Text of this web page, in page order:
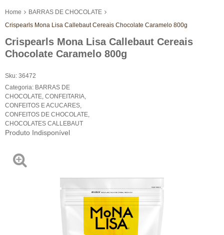
Home
BARRAS DE CHOCOLATE
Crispearls Mona Lisa Callebaut Cereais Chocolate Caramelo 800g
Crispearls Mona Lisa Callebaut Cereais
Chocolate Caramelo 800g
Sku: 36472
Categoria: BARRAS DE
CHOCOLATE CONFEITARIA
CONFEITOS E ACUCARES
CONFEITOS DE CHOCOLATE
CHOCOLATES CALLEBAUT
Produto Indisponível